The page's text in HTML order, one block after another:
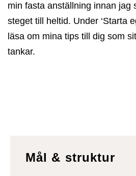
min fasta anställning innan jag
steget till heltid. Under ‘Starta
läsa om mina tips till dig som
tankar.
Mål & struktur